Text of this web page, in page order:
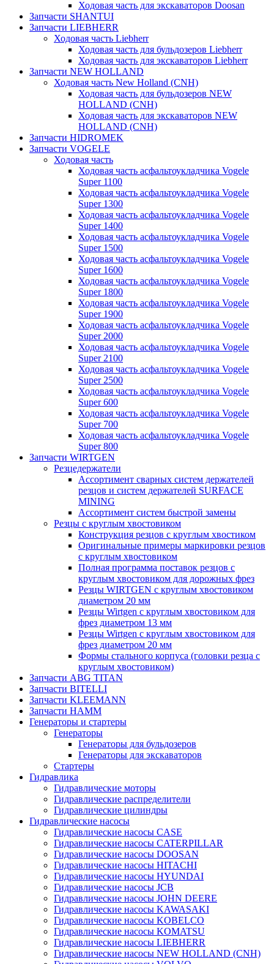
Ходовая часть для экскаваторов Doosan
Запчасти SHANTUI
Запчасти LIEBHERR
Ходовая часть Liebherr
Ходовая часть для бульдозеров Liebherr
Ходовая часть для экскаваторов Liebherr
Запчасти NEW HOLLAND
Ходовая часть New Holland (CNH)
Ходовая часть для бульдозеров NEW
HOLLAND (CNH)
Ходовая часть для экскаваторов NEW
HOLLAND (CNH)
Запчасти HIDROMEK
Запчасти VOGELE
Ходовая часть
Ходовая часть асфальтоукладчика Vogele
Super 1100
Ходовая часть асфальтоукладчика Vogele
Super 1300
Ходовая часть асфальтоукладчика Vogele
Super 1400
Ходовая часть асфальтоукладчика Vogele
Super 1500
Ходовая часть асфальтоукладчика Vogele
Super 1600
Ходовая часть асфальтоукладчика Vogele
Super 1800
Ходовая часть асфальтоукладчика Vogele
Super 1900
Ходовая часть асфальтоукладчика Vogele
Super 2000
Ходовая часть асфальтоукладчика Vogele
Super 2100
Ходовая часть асфальтоукладчика Vogele
Super 2500
Ходовая часть асфальтоукладчика Vogele
Super 600
Ходовая часть асфальтоукладчика Vogele
Super 700
Ходовая часть асфальтоукладчика Vogele
Super 800
Запчасти WIRTGEN
Резцедержатели
Ассортимент сварных систем держателей
резцов и систем держателей SURFACE
MINING
Ассортимент систем быстрой замены
Резцы с круглым хвостовиком
Конструкция резцов с круглым хвостиком
Оригинальные примеры маркировки резцов
с круглым хвостовиком
Полная программа поставок резцов с
круглым хвостовиком для дорожных фрез
Резцы WIRTGEN с круглым хвостовиком
диаметром 20 мм
Резцы Wirtgen с круглым хвостовиком для
фрез диаметром 13 мм
Резцы Wirtgen с круглым хвостовиком для
фрез диаметром 20 мм
Формы стального корпуса (головки резца с
круглым хвостовиком)
Запчасти ABG TITAN
Запчасти BITELLI
Запчасти KLEEMANN
Запчасти HAMM
Генераторы и стартеры
Генераторы
Генераторы для бульдозеров
Генераторы для экскаваторов
Стартеры
Гидравлика
Гидравлические моторы
Гидравлические распределители
Гидравлические цилиндры
Гидравлические насосы
Гидравлические насосы CASE
Гидравлические насосы CATERPILLAR
Гидравлические насосы DOOSAN
Гидравлические насосы HITACHI
Гидравлические насосы HYUNDAI
Гидравлические насосы JCB
Гидравлические насосы JOHN DEERE
Гидравлические насосы KAWASAKI
Гидравлические насосы KOBELCO
Гидравлические насосы KOMATSU
Гидравлические насосы LIEBHERR
Гидравлические насосы NEW HOLLAND (CNH)